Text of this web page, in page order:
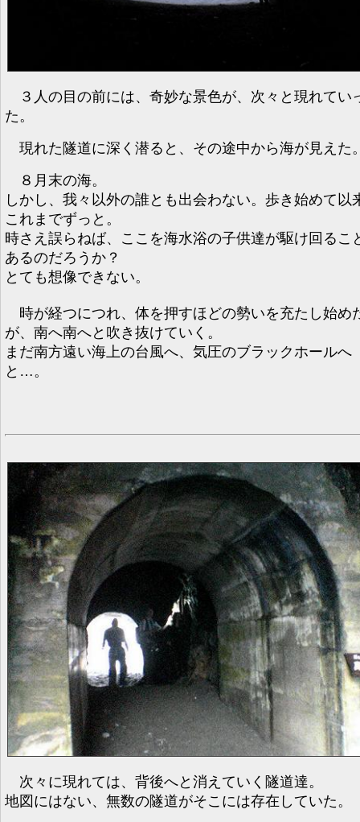
３人の目の前には、奇妙な景色が、次々と現れてい
た。
現れた隧道に深く潜ると、その途中から海が見えた
８月末の海。
しかし、我々以外の誰とも出会わない。歩き始めて以
これまでずっと。
時さえ誤らねば、ここを海水浴の子供達が駆け回るこ
あるのだろうか？
とても想像できない。
時が経つにつれ、体を押すほどの勢いを充たし始め
が、南へ南へと吹き抜けていく。
まだ南方遠い海上の台風へ、気圧のブラックホールへ
と…。
次々に現れては、背後へと消えていく隧道達。
地図にはない、無数の隧道がそこには存在していた。